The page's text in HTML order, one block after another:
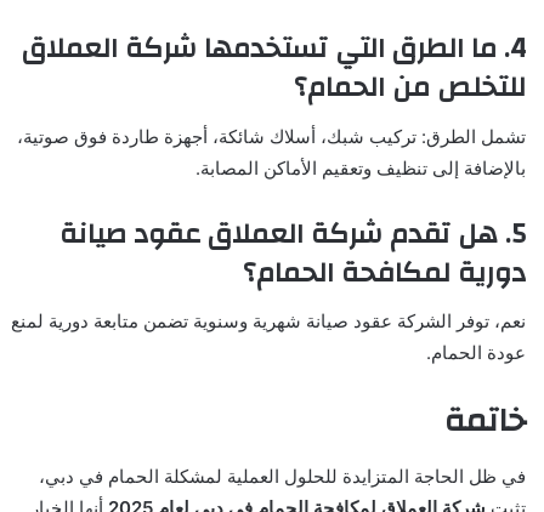
4. ما الطرق التي تستخدمها شركة العملاق
للتخلص من الحمام؟
تشمل الطرق: تركيب شبك، أسلاك شائكة، أجهزة طاردة فوق صوتية،
بالإضافة إلى تنظيف وتعقيم الأماكن المصابة.
5. هل تقدم شركة العملاق عقود صيانة
دورية لمكافحة الحمام؟
نعم، توفر الشركة عقود صيانة شهرية وسنوية تضمن متابعة دورية لمنع
عودة الحمام.
خاتمة
في ظل الحاجة المتزايدة للحلول العملية لمشكلة الحمام في دبي،